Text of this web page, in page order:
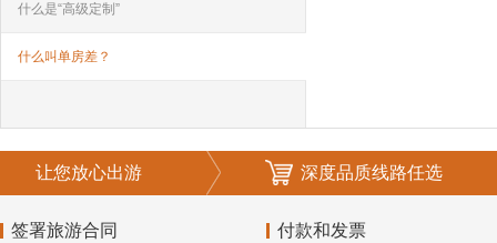
什么是“高级定制”
什么叫单房差？
让您放心出游 深度品质线路任选
签署旅游合同 付款和发票